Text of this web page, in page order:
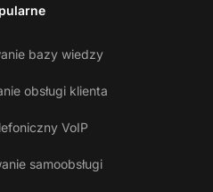
bazy wiedzy
obsługi klienta
VoIP
samoobsługi